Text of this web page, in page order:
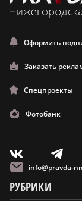
Оформить
Заказать
Спецпроекты
Фотобанк
V T
info@pravda-
РУБРИКИ